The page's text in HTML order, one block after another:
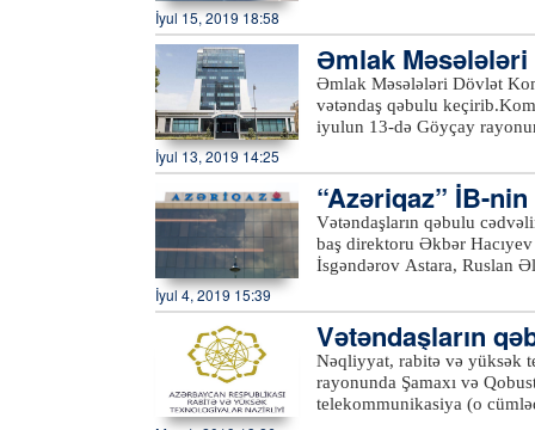
10 saylı Ərazi Vergilər
habelə İsmayıllı, Balakən
etməklə, eləcə də Vergilər
keçə bilərlər.xeber100.com
İyul 15, 2019 18:58
Əmlak
b
Əmlak Məsələləri Dövlət
vətəndaş qəbulu
iyulun 13-də Göyçay
struktur bölmə rəhbərlərinin
müraciətlər diqqətlə
müraciətlər nəzarətə
ilə bağlı komitə sədri
komitənin fəaliyyət
göndərilməsi üçün
uçotuna alınması,
müraciətlər də
bildirib ki, bu istiqamətdə
gücləndirilib.xeber100.com
İyul 13, 2019 14:25
“Azəriqaz” İB-
dinləyib
Vətəndaşların qəbulu
baş direktoru Əkbər
İsgəndərov Astara, Ruslan
vətəndaşların müraciətlərinə
məntəqələrinin
məsələlərlə bağlı
dinləyib və qaldırılan
rəhbərlərinə tapşırıqlar
yerindəcə həll olunub.
İyul 4, 2019 15:39
Vətəndaşların
Nəqliyyat, rabitə və yüksək
rayonunda Şamaxı və
telekommunikasiya (o